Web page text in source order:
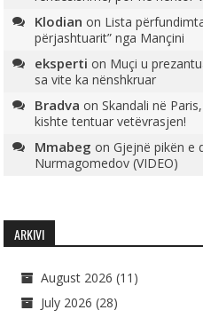
Klodian on Lista
përjashtuarit” nga Mançini
eksperti on Muçi u
sa vite ka nënshkruar
Bradva onSkandali në
kishte tentuar vetëvrasjen!
Mmabeg onGjejnë pikën e
Nurmagomedov (VIDEO)
ARKIVI
August 2026 (11)
July 2026 (28)